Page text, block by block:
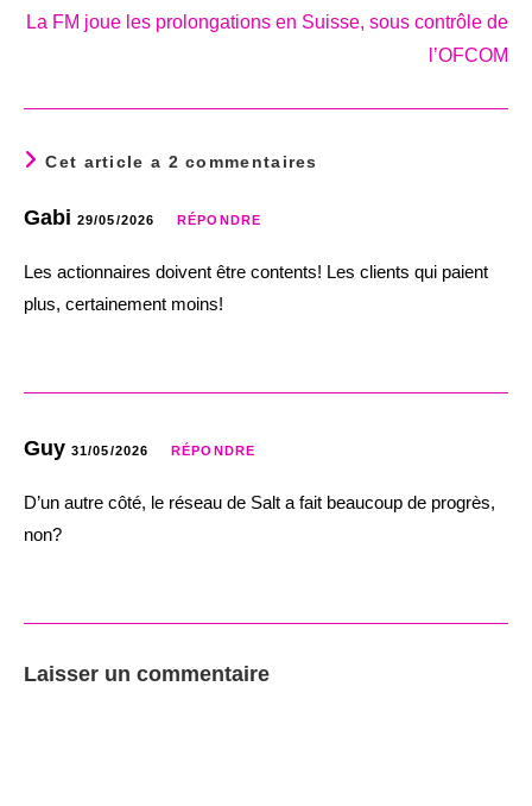
La FM joue les prolongations en Suisse, sous contrôle de
l’OFCOM
Cet article a 2 commentaires
Gabi 29/05/2026 RÉPONDRE
Les actionnaires doivent être contents! Les clients qui paient
plus, certainement moins!
Guy 31/05/2026 RÉPONDRE
D’un autre côté, le réseau de Salt a fait beaucoup de progrès,
non?
Laisser un commentaire